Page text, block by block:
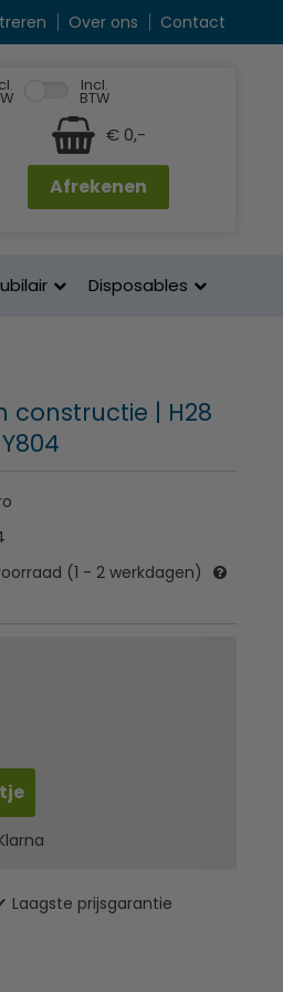
Over ons Contact
Incl.
BTW
€ 0,-
Afrekenen
Disposables
constructie | H28
(1 - 2 werkdagen)
Laagste prijsgarantie